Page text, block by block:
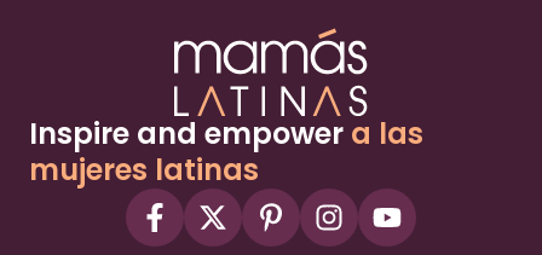
Inspire and empower a las
mujeres latinas